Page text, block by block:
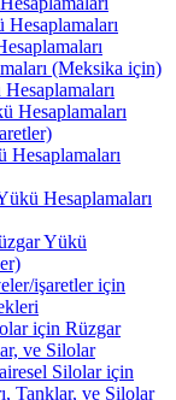
(Meksika için)
Hesaplamaları
Hesaplamaları
Yükü
işaretler için
için Rüzgar
ve Silolar
Silolar için
Tanklar, ve Silolar